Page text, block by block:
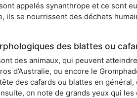
appelés synanthrope et ce sont
ils se nourrissent des déchets
des blattes ou
des animaux, qui peuvent
d’Australie, ou encore le
des cafards ou blattes en
on note de grands yeux qui